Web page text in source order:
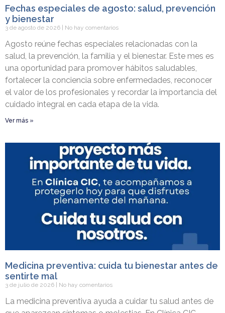
Fechas especiales de agosto: salud, prevención
y bienestar
3 de agosto de 2026 No hay comentarios
Agosto reúne fechas especiales relacionadas con la
salud, la prevención, la familia y el bienestar. Este mes es
una oportunidad para promover hábitos saludables,
fortalecer la conciencia sobre enfermedades, reconocer
el valor de los profesionales y recordar la importancia del
cuidado integral en cada etapa de la vida.
Ver más »
Medicina preventiva: cuida tu bienestar antes de
sentirte mal
3 de julio de 2026 No hay comentarios
La medicina preventiva ayuda a cuidar tu salud antes de